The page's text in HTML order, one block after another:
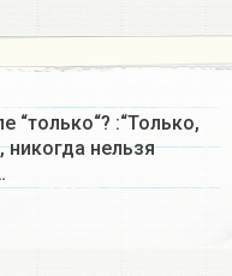
“только“? :“Только,
нельзя